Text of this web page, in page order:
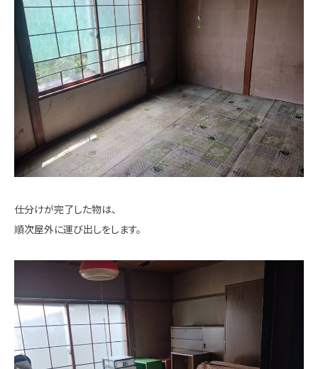
仕分けが完了した物は、
順次屋外に運び出しをします。